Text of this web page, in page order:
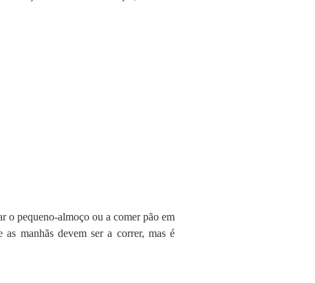
o pequeno-almoço ou a comer pão em
manhãs devem ser a correr, mas é